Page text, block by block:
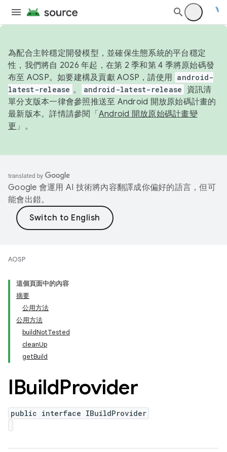
為配合主幹穩定開發模型，並確保生態系統的平台穩定
性，我們將自 2026 年起，在第 2 季和第 4 季將原始碼發
布至 AOSP。如要建構及貢獻 AOSP，請使用 android-
latest-release 。 android-latest-release
資訊清
單分支版本一律會參照推送至 Android 開放原始碼計畫的
最新版本。詳情請參閱「 Android 開放原始碼計畫變
更 」。
Google 會運用 AI 技術將內容翻譯成你偏好的語言，但可
能會出錯。
AOSP
這個頁面中的內容
摘要
公用方法
公用方法
buildNotTested
cleanUp
getBuild
IBuildProvider
public interface IBuildProvider